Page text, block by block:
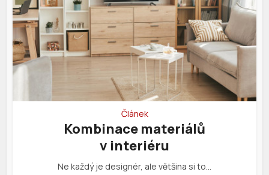
Článek
Kombinace materiálů
v interiéru
Ne každý je designér, ale většina si to…